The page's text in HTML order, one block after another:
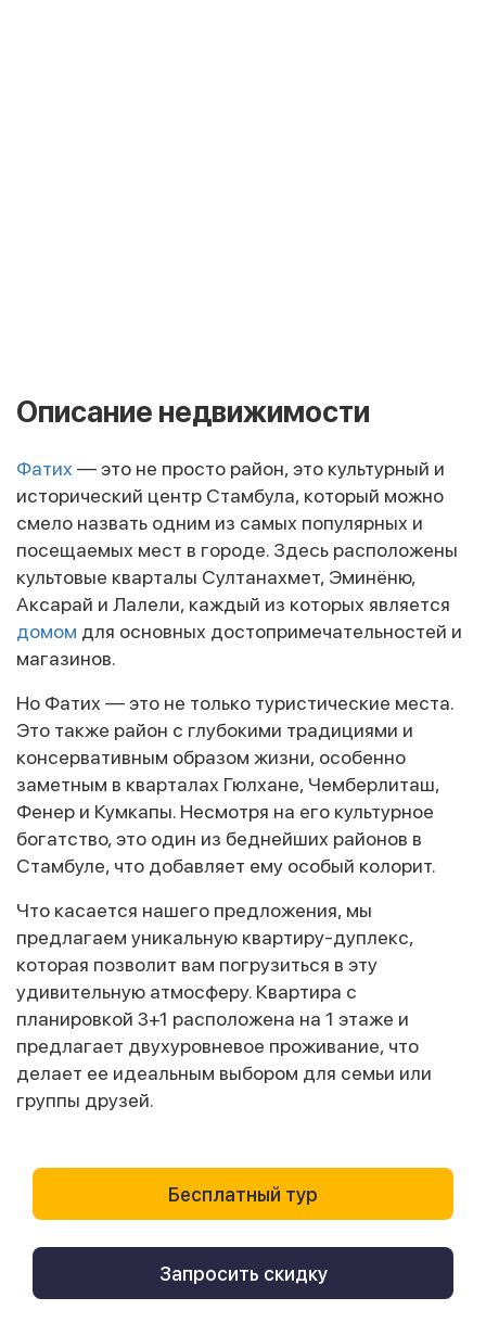
Описание недвижимости
Фатих — это не просто район, это культурный и
исторический центр Стамбула, который можно
смело назвать одним из самых популярных и
посещаемых мест в городе. Здесь расположены
культовые кварталы Султанахмет, Эминёню,
Аксарай и Лалели, каждый из которых является
домом для основных достопримечательностей и
магазинов.
Но Фатих — это не только туристические места.
Это также район с глубокими традициями и
консервативным образом жизни, особенно
заметным в кварталах Гюлхане, Чемберлиташ,
Фенер и Кумкапы. Несмотря на его культурное
богатство, это один из беднейших районов в
Стамбуле, что добавляет ему особый колорит.
Что касается нашего предложения, мы
предлагаем уникальную квартиру-дуплекс,
которая позволит вам погрузиться в эту
удивительную атмосферу. Квартира с
планировкой 3+1 расположена на 1 этаже и
предлагает двухуровневое проживание, что
делает ее идеальным выбором для семьи или
группы друзей.
Бесплатный тур
Запросить скидку